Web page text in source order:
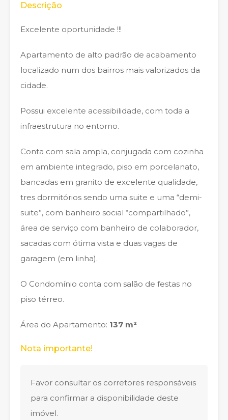
Descrição
Excelente oportunidade !!!
Apartamento de alto padrão de acabamento
localizado num dos bairros mais valorizados da
cidade.
Possui excelente acessibilidade, com toda a
infraestrutura no entorno.
Conta com sala ampla, conjugada com cozinha
em ambiente integrado, piso em porcelanato,
bancadas em granito de excelente qualidade,
tres dormitórios sendo uma suite e uma “demi-
suite”, com banheiro social “compartilhado”,
área de serviço com banheiro de colaborador,
sacadas com ótima vista e duas vagas de
garagem (em linha).
O Condomínio conta com salão de festas no
piso térreo.
Área do Apartamento: 137 m²
Nota importante!
Favor consultar os corretores responsáveis
para confirmar a disponibilidade deste
imóvel.